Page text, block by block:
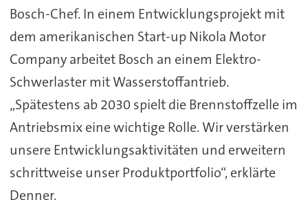
Bosch-Chef. In einem Entwicklungsprojekt mit
dem amerikanischen Start-up Nikola Motor
Company arbeitet Bosch an einem Elektro-
Schwerlaster mit Wasserstoffantrieb.
„Spätestens ab 2030 spielt die Brennstoffzelle im
Antriebsmix eine wichtige Rolle. Wir verstärken
unsere Entwicklungsaktivitäten und erweitern
schrittweise unser Produktportfolio“, erklärte
Denner.